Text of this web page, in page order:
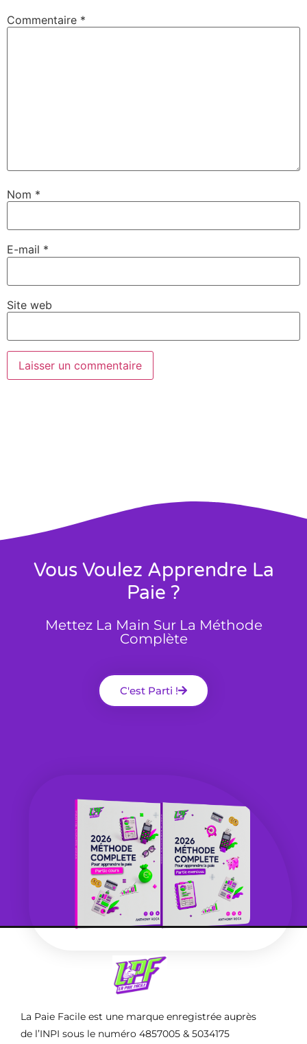
Commentaire *
Nom *
E-mail *
Site web
Vous Voulez Apprendre La
Paie ?
Mettez La Main Sur La Méthode
Complète
C'est Parti !
La Paie Facile est une marque enregistrée auprès
de l’INPI sous le numéro 4857005 & 5034175